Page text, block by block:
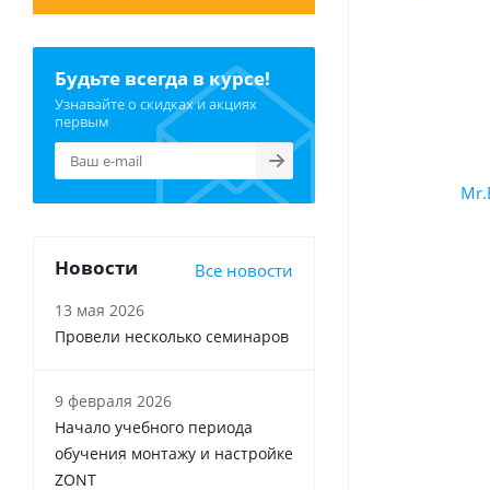
Будьте всегда в курсе!
Узнавайте о скидках и акциях
первым
Новости Все новости
13 мая 2026
Провели несколько семинаров
9 февраля 2026
Начало учебного периода
обучения монтажу и настройке
ZONT